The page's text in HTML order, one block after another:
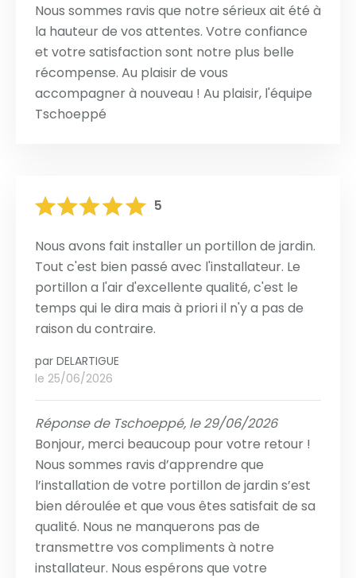
Nous sommes ravis que notre sérieux ait été à
la hauteur de vos attentes. Votre confiance
et votre satisfaction sont notre plus belle
récompense. Au plaisir de vous
accompagner à nouveau ! Au plaisir, l'équipe
Tschoeppé
5
Nous avons fait installer un portillon de jardin.
Tout c'est bien passé avec l'installateur. Le
portillon a l'air d'excellente qualité, c'est le
temps qui le dira mais à priori il n'y a pas de
raison du contraire.
par DELARTIGUE
le 25/06/2026
Réponse de Tschoeppé, le 29/06/2026
Bonjour, merci beaucoup pour votre retour !
Nous sommes ravis d’apprendre que
l’installation de votre portillon de jardin s’est
bien déroulée et que vous êtes satisfait de sa
qualité. Nous ne manquerons pas de
transmettre vos compliments à notre
installateur. Nous espérons que votre